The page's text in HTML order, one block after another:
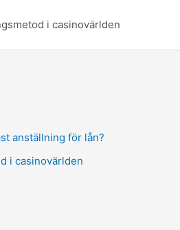
i casinovärlden
anställning för lån?
i casinovärlden